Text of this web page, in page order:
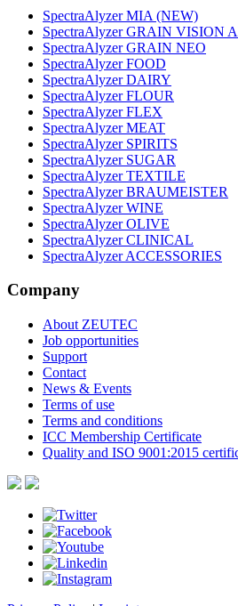
SpectraAlyzer MIA (NEW)
SpectraAlyzer GRAIN VISION
SpectraAlyzer GRAIN NEO
SpectraAlyzer FOOD
SpectraAlyzer DAIRY
SpectraAlyzer FLOUR
SpectraAlyzer FLEX
SpectraAlyzer MEAT
SpectraAlyzer SPIRITS
SpectraAlyzer SUGAR
SpectraAlyzer TEXTILE
SpectraAlyzer BRAUMEISTER
SpectraAlyzer WINE
SpectraAlyzer OLIVE
SpectraAlyzer CLINICAL
SpectraAlyzer ACCESSORIES
Company
About ZEUTEC
Job opportunities
Support
Contact
News & Events
Terms of use
Terms and conditions
ICC Membership Certificate
Quality and ISO 9001:2015